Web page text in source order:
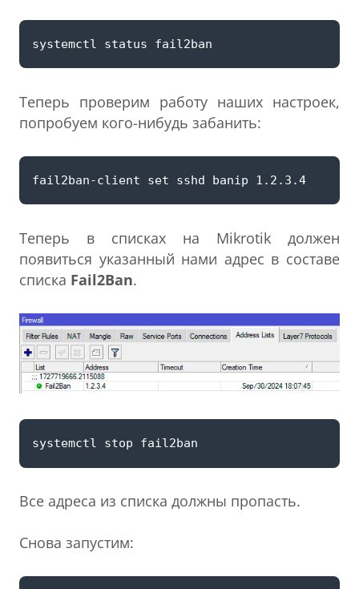
Теперь проверим работу наших настроек,
попробуем кого-нибудь забанить:
Теперь в списках на Mikrotik должен
появиться указанный нами адрес в составе
списка Fail2Ban.
Все адреса из списка должны пропасть.
Снова запустим: